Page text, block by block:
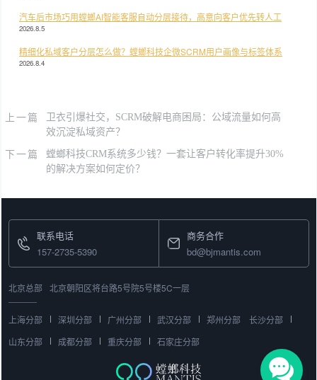
汽车后市场巧用螳螂AI智能客服自动分层接待，高意向客户优先转人工
2026.8.5
精细化私域客户分层怎么做？螳螂科技企微SCRM用户画像与标签体系
2026.8.4
上一篇
卫衣引爆社交，SCRM破解电商困局：公域流量如何高
效沉淀私域资产？
下一篇
螳螂科技CRM系统多少钱？一套让客户转化率提升30%
的解决方案如何定价？
联系电话
157-2735-5390
商务合作
bd@bjmantis.com
北京总部 北京朝阳区将台路5号院5号楼5C一层
上海分部 深圳分部 广州分部 武汉分部 郑州分部
长沙分部
山东分部
成都分部 重庆分部 石家庄分部